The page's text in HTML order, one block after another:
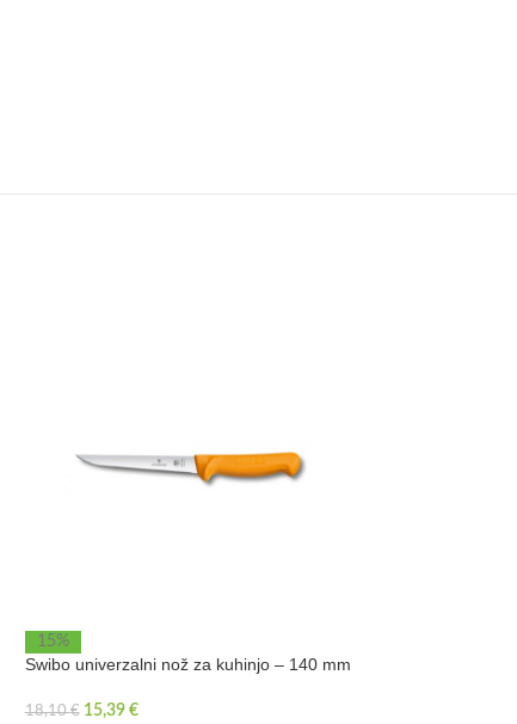
15%
Swibo univerzalni nož za kuhinjo – 140 mm
18,10€ 15,39 €